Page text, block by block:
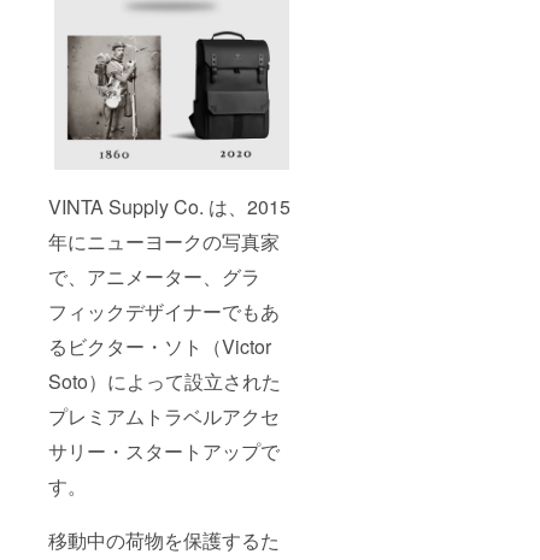
VINTA Supply Co. は、2015
年にニューヨークの写真家
で、アニメーター、グラ
フィックデザイナーでもあ
るビクター・ソト（Victor
Soto）によって設立された
プレミアムトラベルアクセ
サリー・スタートアップで
す。
移動中の荷物を保護するた